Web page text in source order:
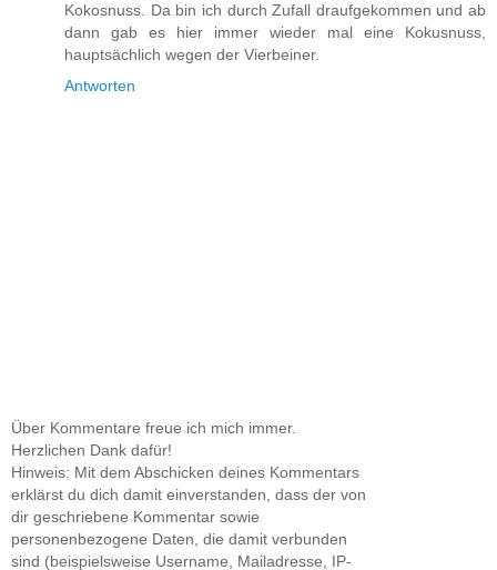
Kokosnuss. Da bin ich durch Zufall draufgekommen und ab
dann gab es hier immer wieder mal eine Kokusnuss,
hauptsächlich wegen der Vierbeiner.
Antworten
Über Kommentare freue ich mich immer.
Herzlichen Dank dafür!
Hinweis: Mit dem Abschicken deines Kommentars
erklärst du dich damit einverstanden, dass der von
dir geschriebene Kommentar sowie
personenbezogene Daten, die damit verbunden
sind (beispielsweise Username, Mailadresse, IP-